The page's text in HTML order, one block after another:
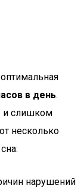
в день.
и слишком
несколько
нарушений